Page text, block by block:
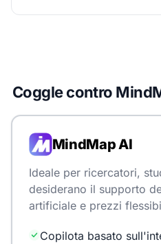
Coggle contro
MindMap AI
Ideale per ricercatori,
desiderano il supporto
artificiale e prezzi
Copilota basato